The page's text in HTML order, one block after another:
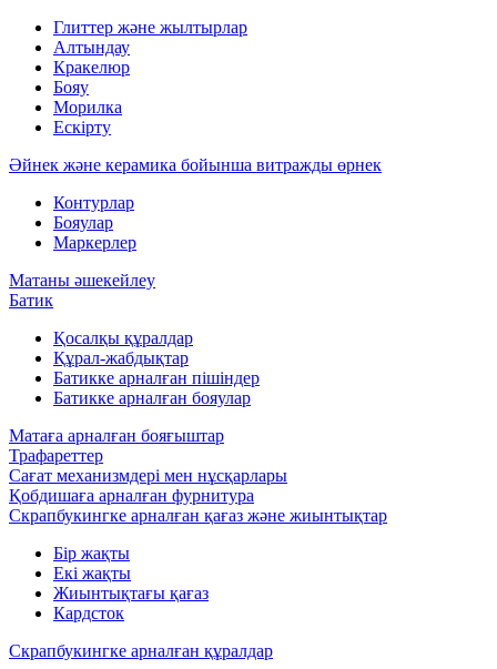
Глиттер және жылтырлар
Алтындау
Кракелюр
Бояу
Морилка
Ескірту
Әйнек және керамика бойынша витражды өрнек
Контурлар
Бояулар
Маркерлер
Матаны әшекейлеу
Батик
Қосалқы құралдар
Құрал-жабдықтар
Батикке арналған пішіндер
Батикке арналған бояулар
Матаға арналған бояғыштар
Трафареттер
Сағат механизмдері мен нұсқарлары
Қобдишаға арналған фурнитура
Скрапбукингке арналған қағаз және жиынтықтар
Бір жақты
Екі жақты
Жиынтықтағы қағаз
Кардсток
Скрапбукингке арналған құралдар